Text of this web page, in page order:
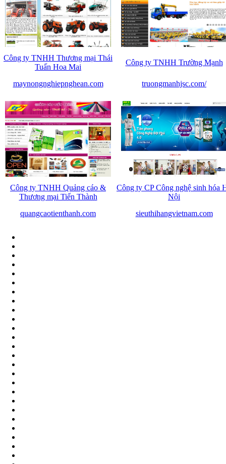
Công ty TNHH Thương mại Thái
Tuấn Hoa Mai
maynongnghiepnghean.com
Công ty TNHH Trường Mạnh
truongmanhjsc.com/
Công ty TNHH Quảng cáo &
Thương mại Tiến Thành
quangcaotienthanh.com
Công ty CP Công nghệ sinh hóa
Nội
sieuthihangvietnam.com